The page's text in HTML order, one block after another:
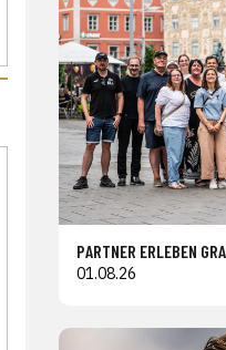
PARTNER ERLEBEN
01.08.26